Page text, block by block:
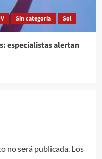
Sin categoría Sol
especialistas alertan
no será publicada. Los